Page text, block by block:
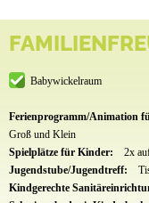
Babywickelraum
Ferienprogramm/Animation
Groß und Klein
Spielplätze für Kinder:
2x
Jugendstube/Jugendtreff:
Kindgerechte